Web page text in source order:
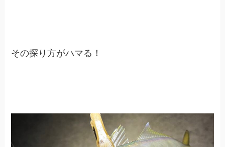
その探り方がハマる！